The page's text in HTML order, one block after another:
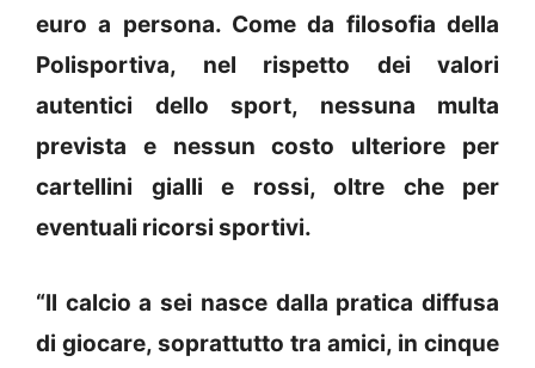
euro a persona. Come da filosofia della
Polisportiva, nel rispetto dei valori
autentici dello sport, nessuna multa
prevista e nessun costo ulteriore per
cartellini gialli e rossi, oltre che per
eventuali ricorsi sportivi.
“Il calcio a sei nasce dalla pratica diffusa
di giocare, soprattutto tra amici, in cinque